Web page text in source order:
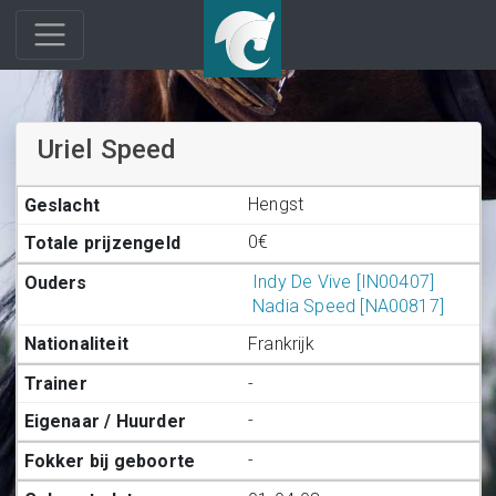
Uriel Speed
Hengst
0€
Indy De Vive [IN00407]
Nadia Speed [NA00817]
Frankrijk
-
-
-